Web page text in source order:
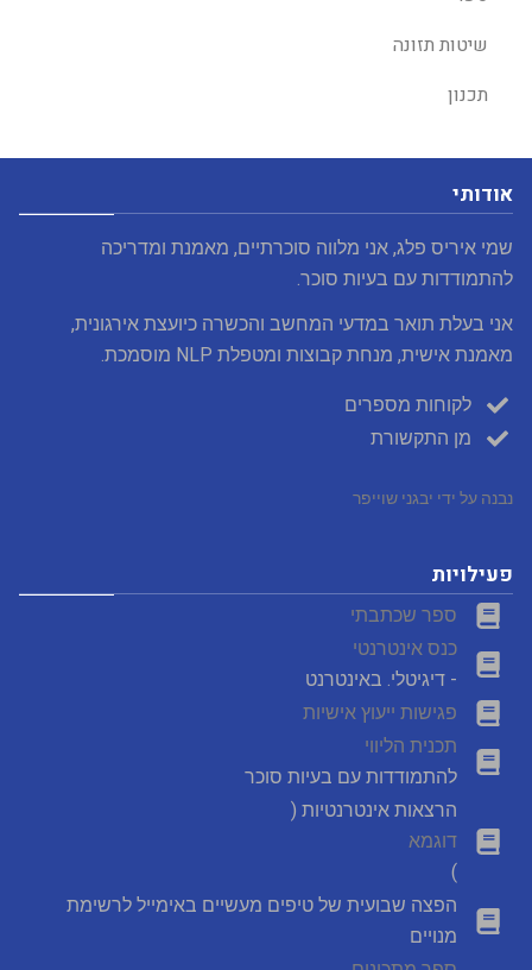
שיטות תזונה
תכנון
אודותי
שמי איריס פלג, אני מלווה סוכרתיים, מאמנת ומדריכה
להתמודדות עם בעיות סוכר.
אני בעלת תואר במדעי המחשב והכשרה כיועצת אירגונית,
מאמנת אישית, מנחת קבוצות ומטפלת NLP מוסמכת.
לקוחות מספרים
מן התקשורת
נבנה על ידי יבגני שוייפר
פעילויות
ספר שכתבתי
כנס אינטרנטי
- דיגיטלי. באינטרנט
פגישות ייעוץ אישיות
תכנית הליווי
להתמודדות עם בעיות סוכר
הרצאות אינטרנטיות (
דוגמא
הפצה שבועית של טיפים מעשיים באימייל לרשימת
מנויים